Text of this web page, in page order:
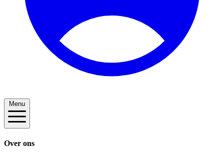
Menu
Over ons